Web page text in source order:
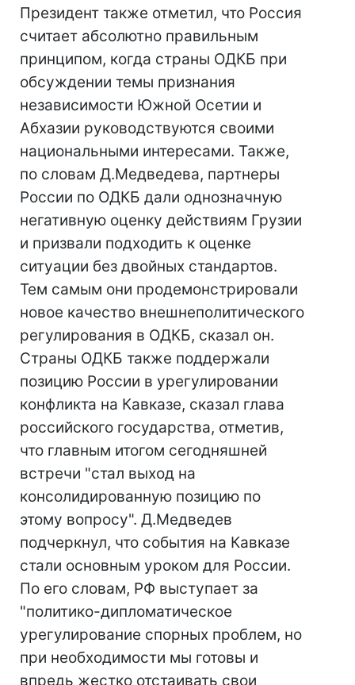
Президент также отметил, что Россия
считает абсолютно правильным
принципом, когда страны ОДКБ при
обсуждении темы признания
независимости Южной Осетии и
Абхазии руководствуются своими
национальными интересами. Также,
по словам Д.Медведева, партнеры
России по ОДКБ дали однозначную
негативную оценку действиям Грузии
и призвали подходить к оценке
ситуации без двойных стандартов.
Тем самым они продемонстрировали
новое качество внешнеполитического
регулирования в ОДКБ, сказал он.
Страны ОДКБ также поддержали
позицию России в урегулировании
конфликта на Кавказе, сказал глава
российского государства, отметив,
что главным итогом сегодняшней
встречи "стал выход на
консолидированную позицию по
этому вопросу". Д.Медведев
подчеркнул, что события на Кавказе
стали основным уроком для России.
По его словам, РФ выступает за
"политико-дипломатическое
урегулирование спорных проблем, но
при необходимости мы готовы и
впредь жестко отстаивать свои